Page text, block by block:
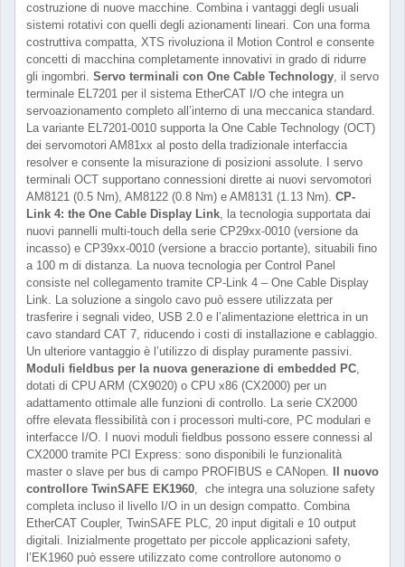
costruzione di nuove macchine. Combina i vantaggi degli usuali
sistemi rotativi con quelli degli azionamenti lineari. Con una forma
costruttiva compatta, XTS rivoluziona il Motion Control e consente
concetti di macchina completamente innovativi in grado di ridurre
gli ingombri. Servo terminali con One Cable Technology, il servo
terminale EL7201 per il sistema EtherCAT I/O che integra un
servoazionamento completo all’interno di una meccanica standard.
La variante EL7201-0010 supporta la One Cable Technology (OCT)
dei servomotori AM81xx al posto della tradizionale interfaccia
resolver e consente la misurazione di posizioni assolute. I servo
terminali OCT supportano connessioni dirette ai nuovi servomotori
AM8121 (0.5 Nm), AM8122 (0.8 Nm) e AM8131 (1.13 Nm). CP-
Link 4: the One Cable Display Link, la tecnologia supportata dai
nuovi pannelli multi-touch della serie CP29xx-0010 (versione da
incasso) e CP39xx-0010 (versione a braccio portante), situabili fino
a 100 m di distanza. La nuova tecnologia per Control Panel
consiste nel collegamento tramite CP-Link 4 – One Cable Display
Link. La soluzione a singolo cavo può essere utilizzata per
trasferire i segnali video, USB 2.0 e l’alimentazione elettrica in un
cavo standard CAT 7, riducendo i costi di installazione e cablaggio.
Un ulteriore vantaggio è l’utilizzo di display puramente passivi.
Moduli fieldbus per la nuova generazione di embedded PC,
dotati di CPU ARM (CX9020) o CPU x86 (CX2000) per un
adattamento ottimale alle funzioni di controllo. La serie CX2000
offre elevata flessibilità con i processori multi-core, PC modulari e
interfacce I/O. I nuovi moduli fieldbus possono essere connessi al
CX2000 tramite PCI Express: sono disponibili le funzionalità
master o slave per bus di campo PROFIBUS e CANopen.
Il nuovo
controllore TwinSAFE EK1960, che integra una soluzione safety
completa incluso il livello I/O in un design compatto. Combina
EtherCAT Coupler, TwinSAFE PLC, 20 input digitali e 10 output
digitali. Inizialmente progettato per piccole applicazioni safety,
l’EK1960 può essere utilizzato come controllore autonomo o